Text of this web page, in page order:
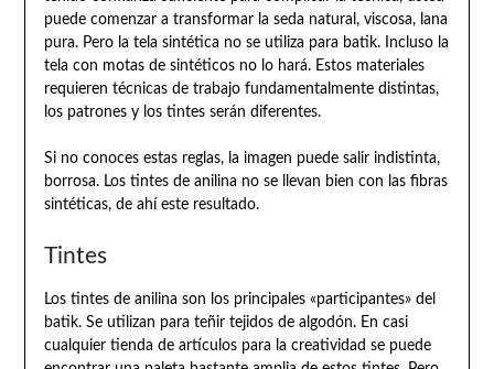
puede comenzar a transformar la seda natural, viscosa, lana
pura. Pero la tela sintética no se utiliza para batik. Incluso la
tela con motas de sintéticos no lo hará. Estos materiales
requieren técnicas de trabajo fundamentalmente distintas,
los patrones y los tintes serán diferentes.
Si no conoces estas reglas, la imagen puede salir indistinta,
borrosa. Los tintes de anilina no se llevan bien con las fibras
sintéticas, de ahí este resultado.
Tintes
Los tintes de anilina son los principales «participantes» del
batik. Se utilizan para teñir tejidos de algodón. En casi
cualquier tienda de artículos para la creatividad se puede